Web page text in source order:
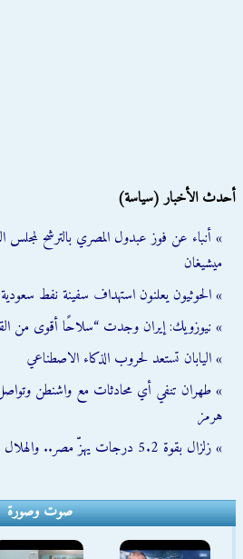
أحدث الأخبار (سياسة)
» أنباء عن فوز عبدول المصري بالترشح لمجلس
ميشيغان
» الحوثيون يعلنون استهداف سفينة نفط سعودية
» نيوزويك: إيران وجدت “سلاحًا أقوى من
» اليابان تستعد لحروب الذكاء الاصطناعي
» طهران تنفي أي محادثات مع واشنطن
هرمز
» زلزال بقوة 5.2 درجات يهزّ مصر.. والهلال الأحمر يفعّل خطة الطوارئ
صوت وصورة